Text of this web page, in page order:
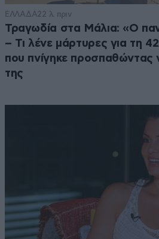
ΕΛΛΑΔΑ22 λ. πριν
Τραγωδία στα Μάλια: «Ο
– Τι λένε μάρτυρες για τη
που πνίγηκε προσπαθώντας
της